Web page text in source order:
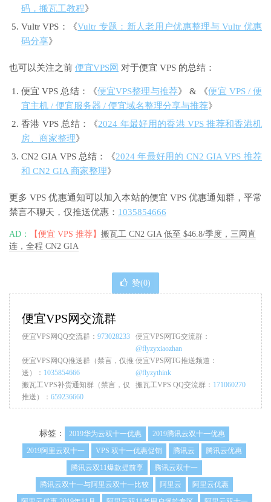
码，搬瓦工教程》
Vultr VPS：《Vultr 专题：新人老用户优惠整理与 Vultr 优惠
码分享》
也可以关注之前 便宜VPS网 对于便宜 VPS 的总结：
便宜 VPS 总结：《便宜VPS整理与推荐》 & 《便宜 VPS / 便
宜主机 / 便宜服务器 / 便宜域名整理分享与推荐》
香港 VPS 总结：《2024 年最好用的香港 VPS 推荐和香港机
房、商家整理》
CN2 GIA VPS 总结：《2024 年最好用的 CN2 GIA VPS 推荐
和 CN2 GIA 商家整理》
更多 VPS 优惠通知可以加入本站的便宜 VPS 优惠通知群，平常
禁言不聊天，仅推送优惠： 1035854666
AD： 【便宜 VPS 推荐】 搬瓦工 CN2 GIA 低至 $46.8/季度，三网直
连，全程 CN2 GIA
赞(0)
便宜VPS网交流群
便宜VPS网QQ交流群： 973028233
便宜VPS网TG交流群：
@flyzyxiaozhan
便宜VPS网QQ推送群（禁言，仅推
送）： 1035854666
便宜VPS网TG推送频道：
@flyzythink
搬瓦工VPS补货通知群（禁言，仅
推送）： 659236660
搬瓦工VPS QQ交流群： 171060270
标签： 2019华为云双十一优惠
2019腾讯云双十一优惠
2019阿里云双十一
VPS 双十一优惠促销 腾讯云
腾讯云优惠
腾讯云双11爆款提前享
腾讯云双十一
腾讯云双十一与阿里云双十一比较
阿里云
阿里云优惠